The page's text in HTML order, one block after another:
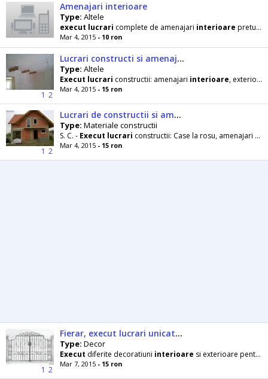
Amenajari interioare
Type: Altele
execut lucrari complete de amenajari interioare preturi convenabile ofer seriozitate
Mar 4, 2015 - 10 ron
1 2
Lucrari constructi si amenajari interioare
Type: Altele
Execut lucrari constructii: amenajari interioare, exteriore , tencuieli, rigips, gresie, faianta
Mar 4, 2015 - 15 ron
1 2
Lucrari de constructii si amenajari interioare
Type: Materiale constructii
S. C. - Execut lucrari constructii: Case la rosu, amenajari
Mar 4, 2015 - 15 ron
1 2
Fierar, execut lucrari unicate dupa poza, model, sau schite.
Type: Decor
Execut diferite decoratiuni interioare si exterioare pentru casa si gradina, balustrade, scari
Mar 7, 2015 - 15 ron